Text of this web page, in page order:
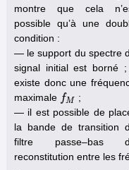
montre que cela
possible qu’à une
condition :
— le support du spectre
signal initial est borné
existe donc une
maximale fM
fM
;
— il est possible de
la bande de transition
filtre passe–bas
reconstitution entre les